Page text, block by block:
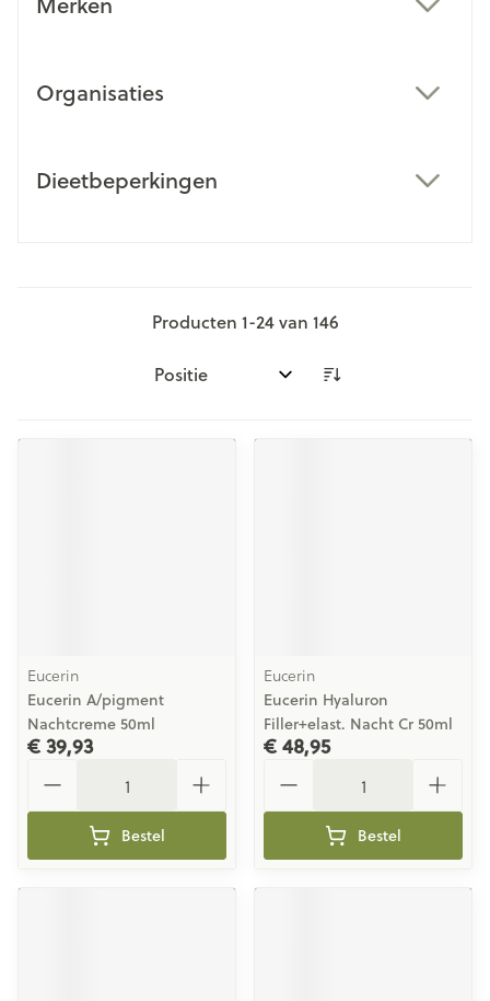
Organisaties
Dieetbeperkingen
Producten 1-24van 146
Sorteer op:
Eucerin
Eucerin A/pigment
Nachtcreme 50ml
€ 39,93
Bestel
Eucerin
Eucerin Hyaluron
Filler+elast. Nacht Cr 50ml
€ 48,95
Bestel